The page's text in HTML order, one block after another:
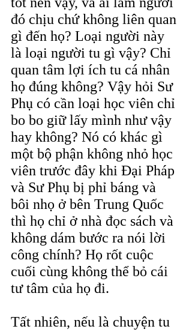
đó chịu chứ không liên quan
gì đến họ? Loại người này
là loại người tu gì vậy? Chỉ
quan tâm lợi ích tu cá nhân
họ đúng không? Vậy hỏi Sư
Phụ có cần loại học viên chỉ
bo bo giữ lấy mình như vậy
hay không? Nó có khác gì
một bộ phận không nhỏ học
viên trước đây khi Đại Pháp
và Sư Phụ bị phỉ báng và
bôi nhọ ở bên Trung Quốc
thì họ chỉ ở nhà đọc sách và
không dám bước ra nói lời
công chính? Họ rốt cuộc
cuối cùng không thể bỏ cái
tư tâm của họ đi.
Tất nhiên, nếu là chuyện tu